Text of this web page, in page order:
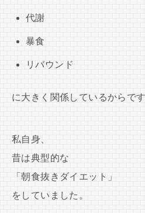
代謝
暴食
リバウンド
に大きく関係しているからです
私自身、
昔は典型的な
「朝食抜きダイエット」
をしていました。